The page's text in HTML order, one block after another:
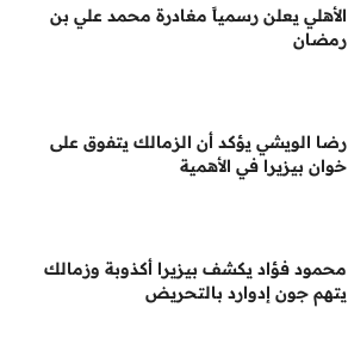
الأهلي يعلن رسمياً مغادرة محمد علي بن
رمضان
رضا الويشي يؤكد أن الزمالك يتفوق على
خوان بيزيرا في الأهمية
محمود فؤاد يكشف بيزيرا أكذوبة وزمالك
يتهم جون إدوارد بالتحريض